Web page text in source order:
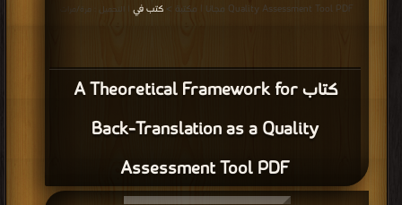
كتاب A Theoretical Framework for
Back-Translation as a Quality
Assessment Tool PDF
Quality Assessment Tool PDF مجانا | مكتبة >
كتب في | التحميل : مرة/مرات